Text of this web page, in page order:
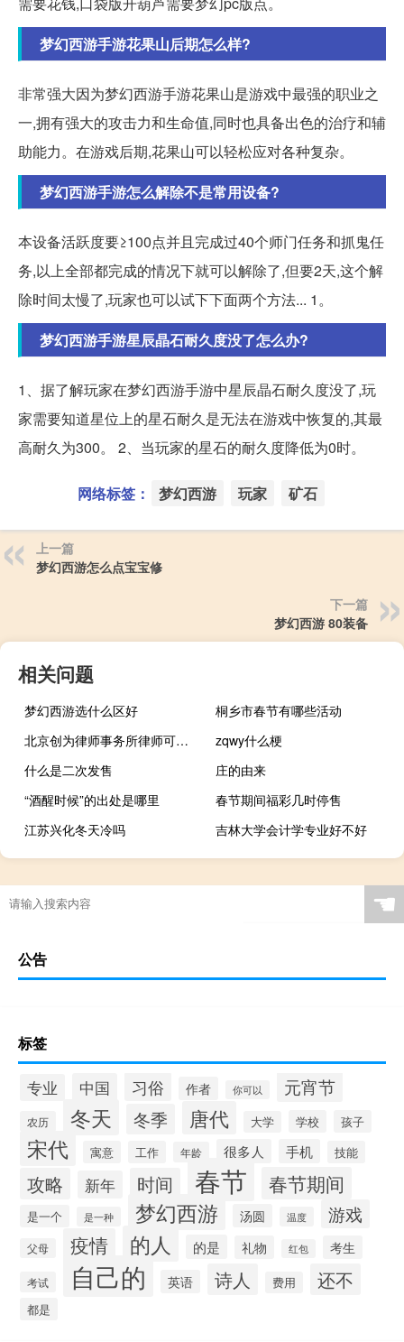
梦幻西游手游花果山后期怎么样?
非常强大因为梦幻西游手游花果山是游戏中最强的职业之
一,拥有强大的攻击力和生命值,同时也具备出色的治疗和辅
助能力。在游戏后期,花果山可以轻松应对各种复杂。
梦幻西游手游怎么解除不是常用设备?
本设备活跃度要≥100点并且完成过40个师门任务和抓鬼任
务,以上全部都完成的情况下就可以解除了,但要2天,这个解
除时间太慢了,玩家也可以试下下面两个方法... 1。
梦幻西游手游星辰晶石耐久度没了怎么办?
1、据了解玩家在梦幻西游手游中星辰晶石耐久度没了,玩
家需要知道星位上的星石耐久是无法在游戏中恢复的,其最
高耐久为300。 2、当玩家的星石的耐久度降低为0时。
网络标签： 梦幻西游 玩家 矿石
上一篇
梦幻西游怎么点宝宝修
下一篇
梦幻西游 80装备
相关问题
梦幻西游选什么区好
桐乡市春节有哪些活动
北京创为律师事务所律师可靠吗 北京刑事案件金牌律师
zqwy什么梗
什么是二次发售
庄的由来
“酒醒时候”的出处是哪里
春节期间福彩几时停售
江苏兴化冬天冷吗
吉林大学会计学专业好不好
☚
公告
标签
专业 中国 习俗 作者 你可以 元宵节
农历 冬天 冬季 唐代 大学 学校 孩子
宋代 寓意 工作 年龄 很多人 手机 技能
攻略 新年 时间 春节 春节期间
是一个 是一种 梦幻西游 汤圆 温度 游戏
父母 疫情 的人 的是 礼物 红包 考生
考试 自己的 英语 诗人 费用 还不
都是